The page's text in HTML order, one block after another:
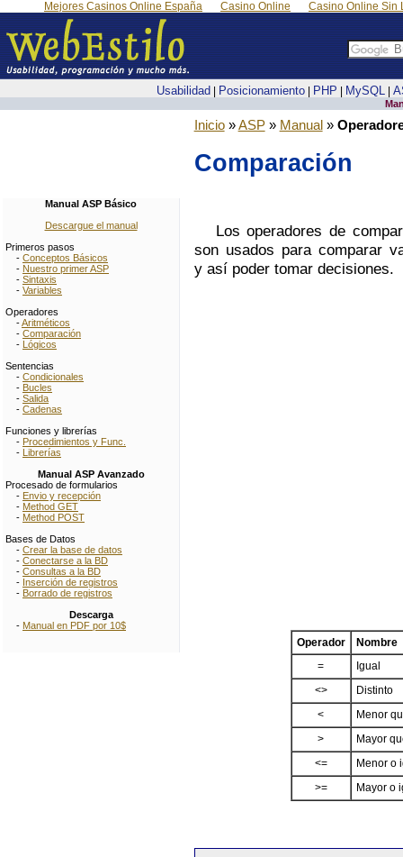
Mejores Casinos Online España Casino Online Casino Online Sin
Usabilidad Posicionamiento PHP MySQL
Inicio»ASP» Manual»
Comparación
Los operadores de
son usados para comparar
y así poder tomar decisiones.
Operador
Nombre
=
Igual
<>
Distinto
<
Menor
>
Mayor
<=
Menor o
>=
Mayor o
Manual ASP Básico
Descargue el manual
Primeros pasos
- Conceptos Básicos
- Nuestro primer ASP
- Sintaxis
- Variables
Operadores
-Aritméticos
- Comparación
- Lógicos
Sentencias
- Condicionales
- Bucles
- Salida
- Cadenas
Funciones y librerías
- Procedimientos y Func.
- Librerías
Manual ASP Avanzado
Procesado de formularios
- Envio y recepción
- Method GET
- Method POST
Bases de Datos
- Crear la base de datos
- Conectarse a la BD
- Consultas a la BD
- Inserción de registros
- Borrado de registros
Descarga
- Manual en PDF por 10$